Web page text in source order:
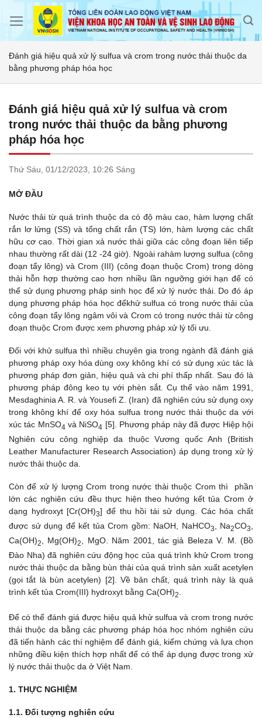
Đánh giá hiệu quả xử lý sulfua và crom trong nước thải thuộc da
bằng phương pháp hóa học
Đánh giá hiệu quả xử lý sulfua và crom
trong nước thải thuộc da bằng phương
pháp hóa học
Thứ Sáu, 01/12/2023, 10:26 Sáng
MỞ ĐẦU
Nước thải từ quá trình thuộc da có độ màu cao, hàm lượng chất
rắn lơ lửng (SS) và tổng chất rắn (TS) lớn, hàm lượng các chất
hữu cơ cao. Thời gian xả nước thải giữa các công đoạn liên tiếp
nhau thường rất dài (12 -24 giờ). Ngoài rahàm lượng sulfua (công
đoạn tẩy lông) và Crom (III) (công đoạn thuộc Crom) trong dòng
thải hỗn hợp thường cao hơn nhiều lần ngưỡng giới hạn để có
thể sử dụng phương pháp sinh học để xử lý nước thải. Do đó áp
dụng phương pháp hóa học đểkhử sulfua có trong nước thải của
công đoạn tẩy lông ngâm vôi và Crom có trong nước thải từ công
đoạn thuộc Crom được xem phương pháp xử lý tối ưu.
Đối với khử sulfua thì nhiều chuyên gia trong ngành đã đánh giá
phương pháp oxy hóa dùng oxy không khí có sử dụng xúc tác là
phương pháp đơn giản, hiệu quả và chi phí thấp nhất. Sau đó là
phương pháp đông keo tụ với phèn sắt. Cụ thể vào năm 1991,
Mesdaghinia A. R. và Yousefi Z. (Iran) đã nghiên cứu sử dụng oxy
trong không khí để oxy hóa sulfua trong nước thải thuộc da với
xúc tác MnSO4 và NiSO4 [5]. Phương pháp này đã được Hiệp hội
Nghiên cứu công nghiệp da thuộc Vương quốc Anh (British
Leather Manufacturer Research Association) áp dụng trong xử lý
nước thải thuộc da.
Còn để xử lý lượng Crom trong nước thải thuộc Crom thì phần
lớn các nghiên cứu đều thực hiện theo hướng kết tủa Crom ở
dạng hydroxyt [Cr(OH)3] để thu hồi tái sử dụng. Các hóa chất
được sử dụng để kết tủa Crom gồm: NaOH, NaHCO3 , Na2CO3
Ca(OH)2 , Mg(OH)2
, MgO. Năm 2001, tác giả Beleza V. M. (Bồ
Đào Nha) đã nghiên cứu động học của quá trình khử Crom trong
nước thải thuộc da bằng bùn thải của quá trình sản xuất acetylen
(gọi tắt là bùn acetylen) [2]. Về bản chất, quá trình này là quá
trình kết tủa Crom(III) hydroxyt bằng Ca(OH)2
Để có thể đánh giá được hiệu quả khử sulfua và crom trong nước
thải thuộc da bằng các phương pháp hóa học nhóm nghiên cứu
đã tiến hành các thí nghiệm để đánh giá, kiểm chứng và lựa chọn
những điều kiện thích hợp nhất để có thể áp dụng được trong xử
lý nước thải thuộc da ở Việt Nam.
1. THỰC NGHIỆM
1.1. Đối tượng nghiên cứu